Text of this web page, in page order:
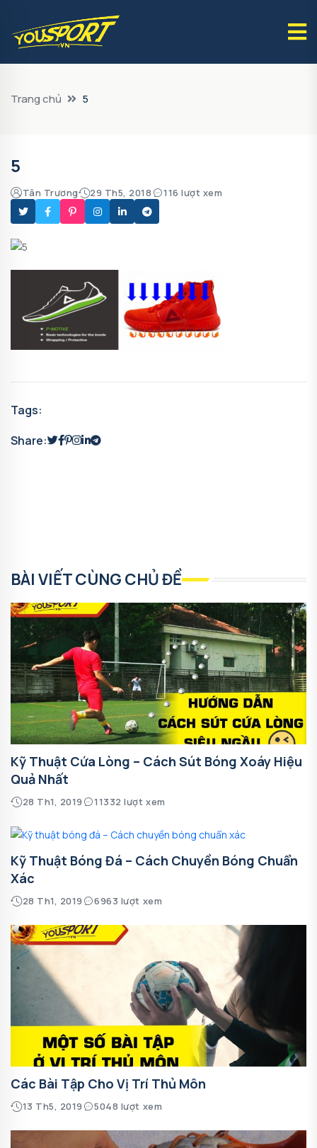
Trang chủ 5
5
Tân Trương 29 Th5, 2018 116 lượt xem
Tags:
Share:
BÀI VIẾT CÙNG CHỦ ĐỀ
Kỹ Thuật Cứa Lòng – Cách Sút Bóng Xoáy Hiệu
Quả Nhất
28 Th1, 2019 11332 lượt xem
Kỹ Thuật Bóng Đá – Cách Chuyền Bóng Chuẩn
Xác
28 Th1, 2019 6963 lượt xem
Các Bài Tập Cho Vị Trí Thủ Môn
13 Th5, 2019 5048 lượt xem